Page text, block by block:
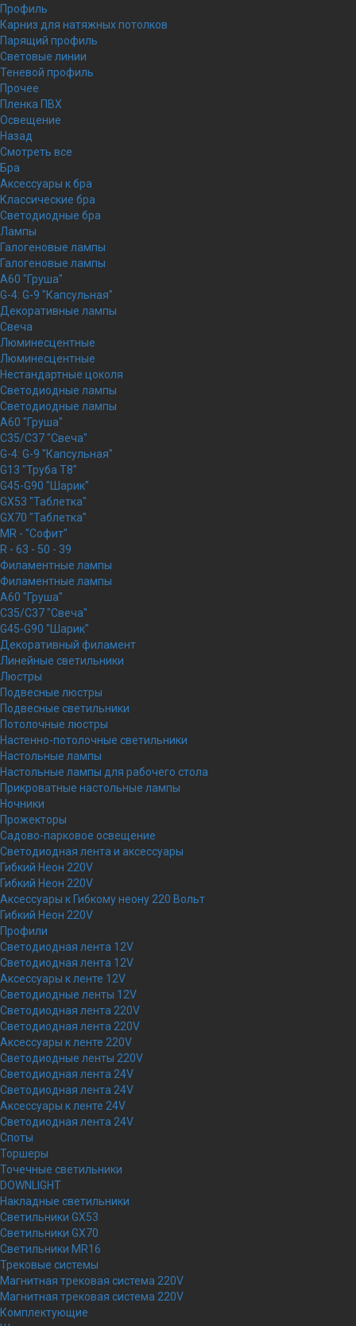
Профиль
Карниз для натяжных потолков
Парящий профиль
Световые линии
Теневой профиль
Прочее
Пленка ПВХ
Освещение
Назад
Смотреть все
Бра
Аксессуары к бра
Классические бра
Светодиодные бра
Лампы
Галогеновые лампы
Галогеновые лампы
A60 "Груша"
G-4: G-9 "Капсульная"
Декоративные лампы
Свеча
Люминесцентные
Люминесцентные
Нестандартные цоколя
Светодиодные лампы
Светодиодные лампы
A60 "Груша"
C35/C37 "Свеча"
G-4: G-9 "Капсульная"
G13 "Труба Т8"
G45-G90 "Шарик"
GX53 "Таблетка"
GX70 "Таблетка"
MR - "Софит"
R - 63 - 50 - 39
Филаментные лампы
Филаментные лампы
A60 "Груша"
C35/C37 "Свеча"
G45-G90 "Шарик"
Декоративный филамент
Линейные светильники
Люстры
Подвесные люстры
Подвесные светильники
Потолочные люстры
Настенно-потолочные светильники
Настольные лампы
Настольные лампы для рабочего стола
Прикроватные настольные лампы
Ночники
Прожекторы
Садово-парковое освещение
Светодиодная лента и аксессуары
Гибкий Неон 220V
Гибкий Неон 220V
Аксессуары к Гибкому неону 220 Вольт
Гибкий Неон 220V
Профили
Светодиодная лента 12V
Светодиодная лента 12V
Аксессуары к ленте 12V
Светодиодные ленты 12V
Светодиодная лента 220V
Светодиодная лента 220V
Аксессуары к ленте 220V
Светодиодные ленты 220V
Светодиодная лента 24V
Светодиодная лента 24V
Аксессуары к ленте 24V
Светодиодная лента 24V
Споты
Торшеры
Точечные светильники
DOWNLIGHT
Накладные светильники
Светильники GX53
Светильники GX70
Светильники MR16
Трековые системы
Магнитная трековая система 220V
Магнитная трековая система 220V
Комплектующие